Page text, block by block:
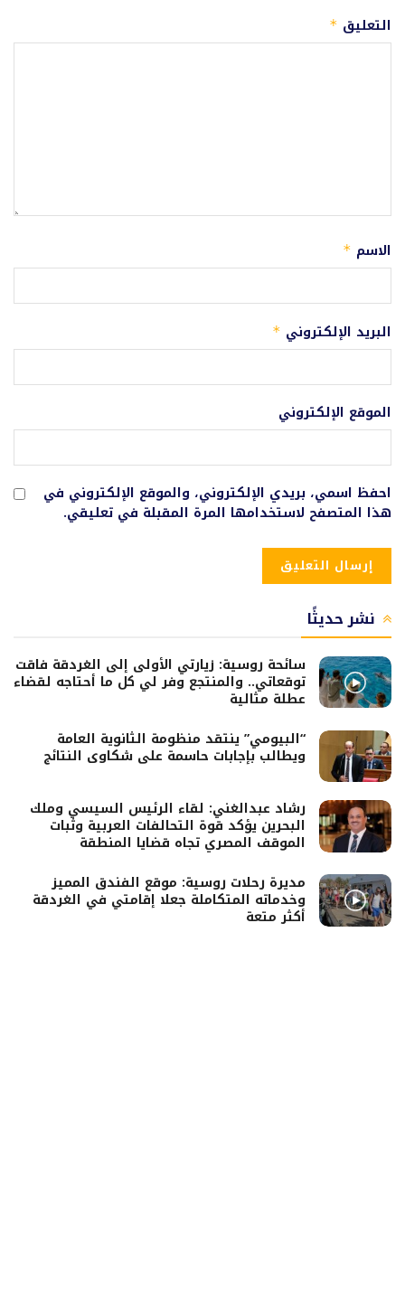
التعليق *
الاسم *
البريد الإلكتروني *
الموقع الإلكتروني
احفظ اسمي، بريدي الإلكتروني، والموقع الإلكتروني في
هذا المتصفح لاستخدامها المرة المقبلة في تعليقي.
نشر حديثًا
سائحة روسية: زيارتي الأولى إلى الغردقة فاقت
توقعاتي.. والمنتجع وفر لي كل ما أحتاجه لقضاء
عطلة مثالية
“البيومي” ينتقد منظومة الثانوية العامة
ويطالب بإجابات حاسمة على شكاوى النتائج
رشاد عبدالغني: لقاء الرئيس السيسي وملك
البحرين يؤكد قوة التحالفات العربية وثبات
الموقف المصري تجاه قضايا المنطقة
مديرة رحلات روسية: موقع الفندق المميز
وخدماته المتكاملة جعلا إقامتي في الغردقة
أكثر متعة